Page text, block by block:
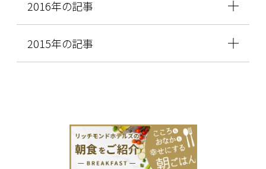
2016年の記事
2015年の記事